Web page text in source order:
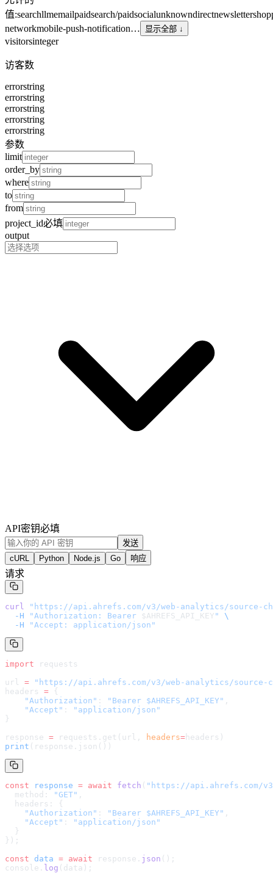
值:searchllmemailpaidsearch/paidsocialunknowndirectnewsletter
networkmobile-push-notification… 显示全部 ↓
visitorsinteger
访客数
errorstring
errorstring
errorstring
errorstring
errorstring
参数
limit
order_by
where
to
from
project_id必填
output
API密钥必填
发送
cURL
Python Node.js Go 响应
请求
curl " https://api.ahrefs.com/v3/web-analytics/source-
  -H
"Authorization: Bearer $AHREFS_API_KEY "
\
  -H
"Accept: application/json"
import requests
url = " https://api.ahrefs.com/v3/web-analytics/source-
headers = {
    "Authorization"
: "Bearer $AHREFS_API_KEY" ,
    "Accept"
:
"application/json"
}
response = requests.get(url, headers= headers )
print (response.json())
const response = await fetch ( " https://api.ahrefs.com/
  method:
"GET" ,
  headers: {
    "Authorization"
: "Bearer $AHREFS_API_KEY" ,
    "Accept"
:
"application/json"
  }
});
const data = await response. json ();
console. log (data);